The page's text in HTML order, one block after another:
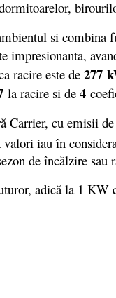
si
impresionanta,
racire este de 277
la racire si de 4
Carrier, cu emisii
iau în
de încălzire sau
adică la 1